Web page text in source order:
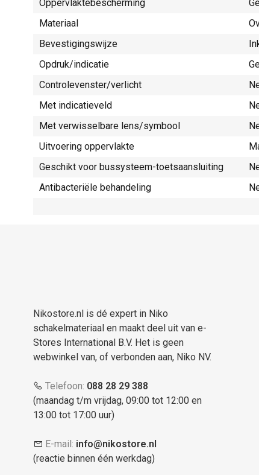
Oppervlaktebescherming
Materiaal
Bevestigingswijze
Opdruk/indicatie
Controlevenster/verlicht
Met indicatieveld
Met verwisselbare lens/symbool
Uitvoering oppervlakte
Geschikt voor bussysteem-toetsaansluiting
Antibacteriële behandeling
Nikostore.nl is dé expert in Niko
schakelmateriaal en maakt deel uit van e-
Stores International B.V. Het is geen
webwinkel van, of verbonden aan, Niko NV.
Telefoon: 088 28 29 388
(maandag t/m vrijdag, 09:00 tot 12:00 en
13:00 tot 17:00 uur)
E-mail: info@nikostore.nl
(reactie binnen één werkdag)